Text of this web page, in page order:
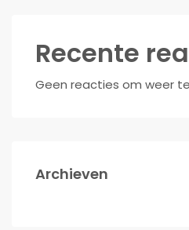
Recente
Geen reacties om weer
Archieven